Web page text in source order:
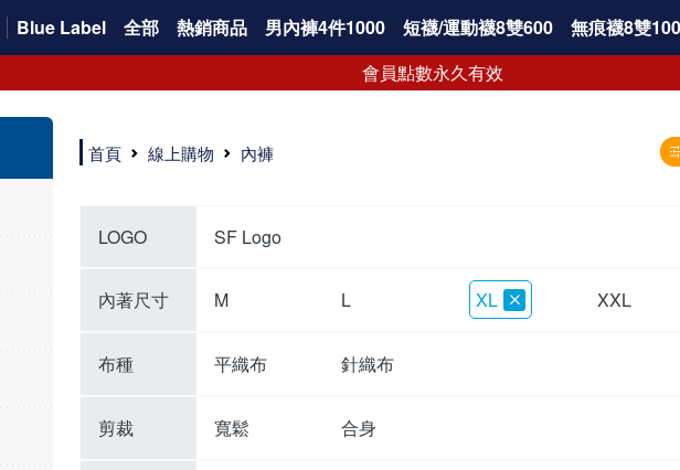
Blue Label 全部 熱銷商品 男內褲4件1000 短襪/運動襪8雙600 無痕襪8雙
會員點數永久有效
選擇內褲、平口褲、純棉內褲首重品質。舒適、透氣的內褲、平口褲、純棉內褲能影響健康，須謹慎挑選。三花內褲透氣不悶，值得信賴！
三花內褲、平口褲、純棉內褲50年來持續升級，符合人體工學設計，柔軟無勒痕的鬆緊帶。三花內褲是肌膚好友，口碑熱銷！
選擇內褲首重品質。三花內褲50年來不斷升級，證明其卓越品質。符合人體工學剪裁，柔軟無痕鬆緊帶，是必買首選。兼具品質與外型，與肌膚零感接觸，穿著舒適，看來有質感。三花內褲設計獨特，質料優良，專業剪裁，呵護肌膚。新鮮高品質棉材製成，多款選擇，耐洗耐穿，三花內褲絕對首選。
"內褲購買及使用經驗網友來信分享 近年來，我經常在大型連鎖賣場如佳瑪、美華泰等地看到三花內褲的展示。最近一兩年，甚至百貨公司及街頭店鋪都開始大量出現三花專櫃或專賣店。我猜測，這應該是三花在營運策略上的調整，才使得這些改變成為現實。 本來，三花內褲一直是消費者選購內褲時的熱門選項之一。內褲櫃點的增多使我更加注意到這個品牌，因此我在選購內褲時，特意多研究了一下三花內褲的設計。 先從內褲外層包裝談起，有些內褲有PP袋包裝，有些則沒有。雖然這是一件小事，但我發現朋友們中有人會介意內褲包裝沒有PP袋。他們認為沒有PP袋會使包裝不夠精美。對我來說，有PP袋確實能提升包裝的精緻度，但內褲不裝PP袋其實也算是環保。所以，這就看每個人對內褲包裝的需求和感受了。 每次購買內褲時，我都會特別帶一件五片式剪裁的內褲。三花的平口內褲被稱為全國第一件五片式剪裁內褲，這話應該不是隨便說說的，畢竟三花是一個擁有超過50年歷史的老品牌，專注於研發和改良內褲。當初，我覺得這種設計有些花俏，只是圖個新鮮買來試試，結果發現內褲多一片真的有其優勢，尤其是減少了內褲卡屁的次數。雖然這個狀況不可能完全消失，但大大增加了穿著的舒適度。 三花內褲的價格也在我能接受的範圍內，因此它逐漸成為我的心頭好。此外，內褲選購時的另一個重要因素是鬆緊帶。看內褲是否舊了，第一眼通常看鬆緊帶。故意或不小心露出內褲褲頭的時候，印象分數也是由鬆緊帶決定的。 很多內褲品牌強調鬆緊帶的造型及花樣，這類內褲非常適合一些特殊場合，如單身聯誼或約會時穿著，能夠加分不少。日常使用的內褲則建議選擇鬆緊帶不易鬆垮的，花樣其次。三花特別強調內褲鬆緊帶的耐洗度，而其他品牌鮮少提及這一點。 分場合選擇內褲是我的習慣。特殊場合內褲要講究一點，但平日則需要選擇鬆緊帶有保障的內褲。畢竟，內褲是每天陪伴我們超過12個小時的衣物，找到適合自己且耐洗耐穿高CP值的內褲才是最明智的選擇。 內褲畢竟是消耗品，定期更換非常重要。如果內褲沾染到髒污或處於潮濕的環境，就不應該撐太久。這是因為內褲長期接觸身體的重要部位，所以選擇和保養都要謹慎。 以上是我個人的內褲使用分享，並非業配，不代表任何人的立場。內褲還是要以自身體驗最為準確。希望大家都能找到適合自己的內褲，並多多支持台灣品牌。"
首頁 線上購物 內褲
LOGO SF Logo
內著尺寸 M L XL XXL
布種 平織布 針織布
剪裁 寬鬆 合身